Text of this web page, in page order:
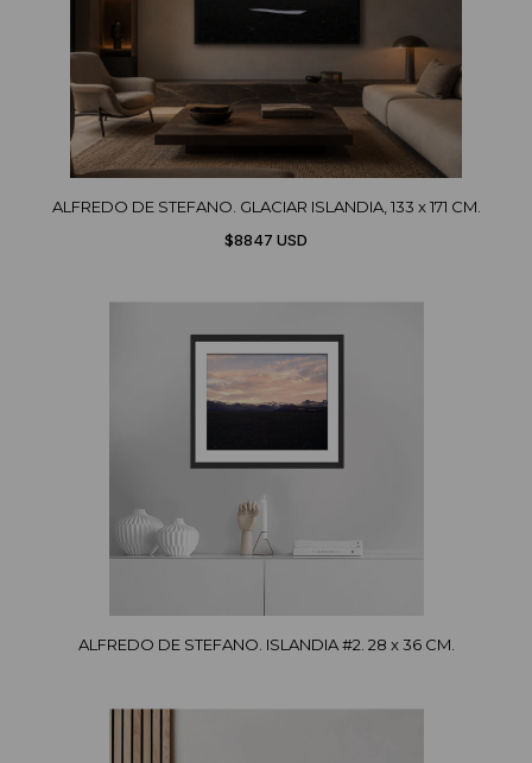
ALFREDO DE STEFANO. GLACIAR ISLANDIA, 133 x 171 CM.
$8847 USD
ALFREDO DE STEFANO. ISLANDIA #2. 28 x 36 CM.